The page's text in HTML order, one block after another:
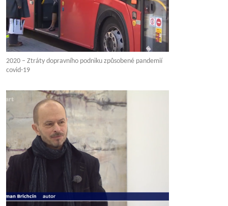
2020 – Ztráty dopravního podniku způsobené pandemií
covid-19